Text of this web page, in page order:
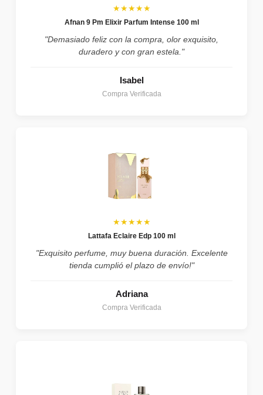
★★★★★
Afnan 9 Pm Elixir Parfum Intense 100 ml
"Demasiado feliz con la compra, olor exquisito,
duradero y con gran estela."
Isabel
Compra Verificada
★★★★★
Lattafa Eclaire Edp 100 ml
"Exquisito perfume, muy buena duración. Excelente
tienda cumplió el plazo de envío!"
Adriana
Compra Verificada